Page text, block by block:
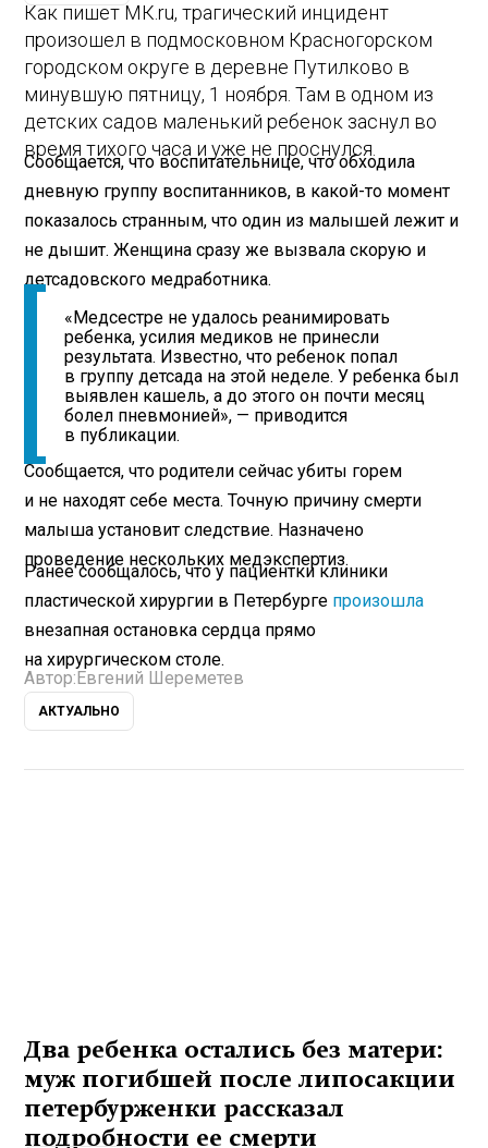
Как пишет МК.ru, трагический инцидент
произошел в подмосковном Красногорском
городском округе в деревне Путилково в
минувшую пятницу, 1 ноября. Там в одном из
детских садов маленький ребенок заснул во
время тихого часа и уже не проснулся.
Сообщается, что воспитательнице, что обходила
дневную группу воспитанников, в какой-то момент
показалось странным, что один из малышей лежит и
не дышит. Женщина сразу же вызвала скорую и
детсадовского медработника.
«Медсестре не удалось реанимировать
ребенка, усилия медиков не принесли
результата. Известно, что ребенок попал
в группу детсада на этой неделе. У ребенка был
выявлен кашель, а до этого он почти месяц
болел пневмонией», — приводится
в публикации.
Сообщается, что родители сейчас убиты горем
и не находят себе места. Точную причину смерти
малыша установит следствие. Назначено
проведение нескольких медэкспертиз.
Ранее сообщалось, что у пациентки клиники
пластической хирургии в Петербурге произошла
внезапная остановка сердца прямо
на хирургическом столе.
Автор:Евгений Шереметев
АКТУАЛЬНО
Два ребенка остались без матери:
муж погибшей после липосакции
петербурженки рассказал
подробности ее смерти